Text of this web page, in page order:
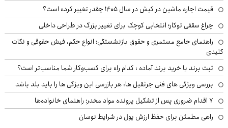
قیمت اجاره ماشین در کیش در سال ۱۴۰۵ چقدر تغییر کرده است؟
چراغ سقفی توکار؛ انتخابی کوچک برای تغییر بزرگ در طراحی داخلی
راهنمای جامع مستمری و حقوق بازنشستگی؛ انواع حکم، فیش حقوقی و نکات
کلیدی
ثبت برند یا خرید برند آماده : کدام راه برای کسب‌وکار شما مناسب‌تر است؟
بررسی ویژگی های فنی جرثقیل ها: هر بازرسی این ویژگی ها را باید بلد باشد
۷ اقدام ضروری پس از تشکیل پرونده مواد مخدر؛ راهنمای خانواده‌ها
راهی مطمئن برای حفظ ارزش پول در شرایط نوسان